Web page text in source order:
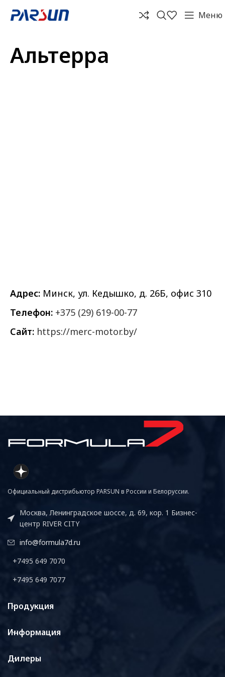
Меню
Альтерра
Адрес: Минск, ул. Кедышко, д. 26Б, офис 310
Телефон: +375 (29) 619-00-77
Сайт: https://merc-motor.by/
Официальный дистрибьютор PARSUN в России и Белоруссии.
Москва, Ленинградское шоссе, д. 69, кор. 1 Бизнес-
центр RIVER CITY
info@formula7d.ru
+7495 649 7070
+7495 649 7077
Продукция
Информация
Дилеры